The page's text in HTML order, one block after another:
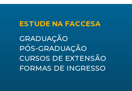
ESTUDE NA FACCESA
GRADUAÇÃO
PÓS-GRADUAÇÃO
CURSOS DE EXTENSÃO
FORMAS DE INGRESSO